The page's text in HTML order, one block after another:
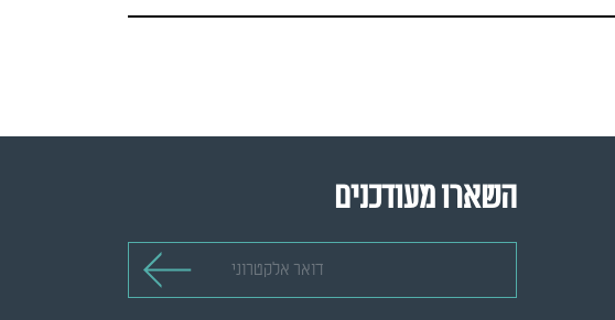
השארו מעודכנים